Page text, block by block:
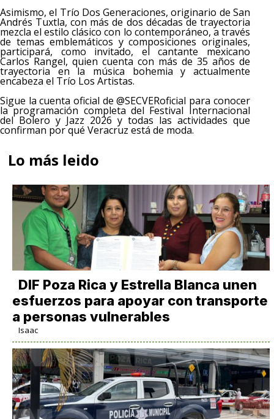
Asimismo, el Trío Dos Generaciones, originario de San
Andrés Tuxtla, con más de dos décadas de trayectoria
mezcla el estilo clásico con lo contemporáneo, a través
de temas emblemáticos y composiciones originales,
participará, como invitado, el cantante mexicano
Carlos Rangel, quien cuenta con más de 35 años de
trayectoria en la música bohemia y actualmente
encabeza el Trío Los Artistas.
Sigue la cuenta oficial de @SECVERoficial para conocer
la programación completa del Festival Internacional
del Bolero y Jazz 2026 y todas las actividades que
confirman por qué Veracruz está de moda.
Lo más leido
DIF Poza Rica y Estrella Blanca unen
esfuerzos para apoyar con transporte
a personas vulnerables
Isaac